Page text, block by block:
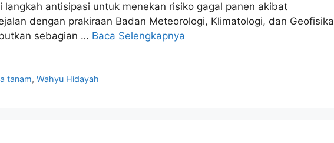
langkah antisipasi untuk menekan risiko gagal panen akibat
dengan prakiraan Badan Meteorologi, Klimatologi, dan Geofisika
sebagian … Baca Selengkapnya
tanam,Wahyu Hidayah